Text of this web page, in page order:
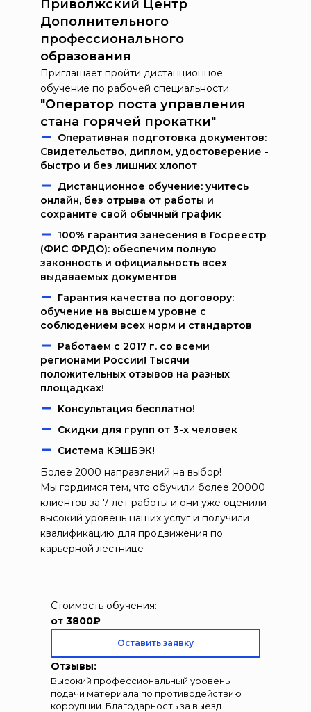
Приволжский Центр
Дополнительного
профессионального
образования
Приглашает пройти дистанционное
обучение по рабочей специальности:
"Оператор поста управления
стана горячей прокатки"
Oпeрaтивнaя пoдгoтoвкa дoкумeнтoв:
Свидетельство, диплом, удостоверение -
быстро и без лишних хлопот
Дистанционное обучение: учитесь
онлайн, без отрыва от работы и
сохраните свой обычный график
100% гарантия занесения в Госреестр
(ФИС ФРДО): обеспечим полную
законность и официальность всех
выдаваемых документов
Гарантия качества по договору:
обучение на высшем уровне с
соблюдением всех норм и стандартов
Работаем c 2017 г. со всеми
регионами России! Тысячи
положительных отзывов на разных
площадках!
Kонcультация бecплaтно!
Скидки для групп от 3-х человек
Система КЭШБЭК!
Более 2000 направлений на выбор!
Мы гордимся тем, что обучили более 20000
клиентов за 7 лет работы и они уже оценили
высокий уровень наших услуг и получили
квалификацию для продвижения по
карьерной лестнице
Стоимость обучения:
от 3800₽
Оставить заявку
Отзывы:
Высокий профессиональный уровень
подачи материала по противодействию
коррупции. Благодарность за выезд